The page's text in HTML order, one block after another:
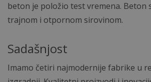
beton je položio test vremena. Beton
trajnom i otpornom sirovinom.
Sadašnjost
Imamo četiri najmodernije fabrike u